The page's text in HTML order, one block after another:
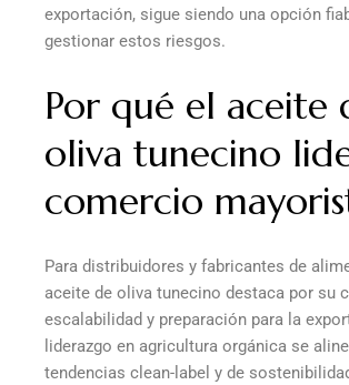
exportación, sigue siendo una opción
gestionar estos riesgos.
Por qué el aceite
oliva tunecino
comercio
Para distribuidores y fabricantes de
aceite de oliva tunecino destaca por su
escalabilidad y preparación para la
liderazgo en agricultura orgánica se
tendencias clean-label y de